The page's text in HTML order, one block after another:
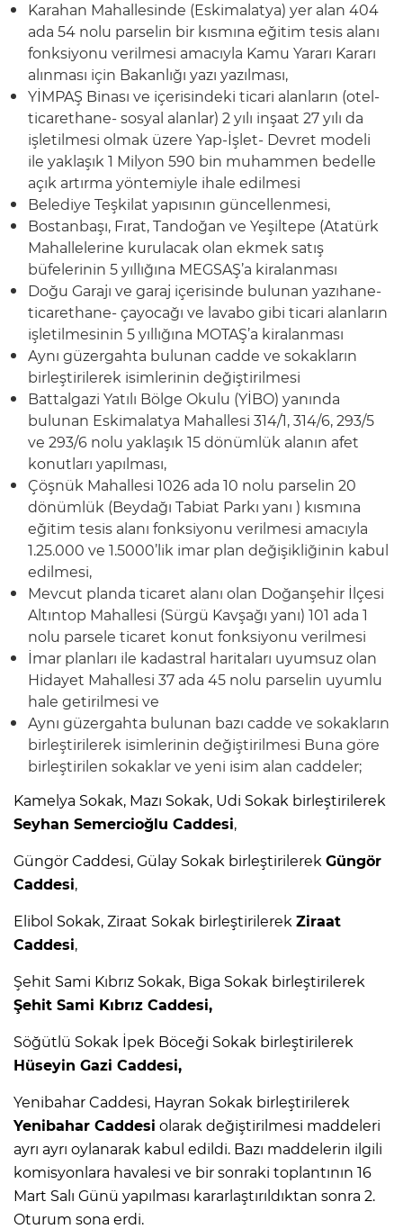
Karahan Mahallesinde (Eskimalatya) yer alan 404
ada 54 nolu parselin bir kısmına eğitim tesis alanı
fonksiyonu verilmesi amacıyla Kamu Yararı Kararı
alınması için Bakanlığı yazı yazılması,
YİMPAŞ Binası ve içerisindeki ticari alanların (otel-
ticarethane- sosyal alanlar) 2 yılı inşaat 27 yılı da
işletilmesi olmak üzere Yap-İşlet- Devret modeli
ile yaklaşık 1 Milyon 590 bin muhammen bedelle
açık artırma yöntemiyle ihale edilmesi
Belediye Teşkilat yapısının güncellenmesi,
Bostanbaşı, Fırat, Tandoğan ve Yeşiltepe (Atatürk
Mahallelerine kurulacak olan ekmek satış
büfelerinin 5 yıllığına MEGSAŞ’a kiralanması
Doğu Garajı ve garaj içerisinde bulunan yazıhane-
ticarethane- çayocağı ve lavabo gibi ticari alanların
işletilmesinin 5 yıllığına MOTAŞ’a kiralanması
Aynı güzergahta bulunan cadde ve sokakların
birleştirilerek isimlerinin değiştirilmesi
Battalgazi Yatılı Bölge Okulu (YİBO) yanında
bulunan Eskimalatya Mahallesi 314/1, 314/6, 293/5
ve 293/6 nolu yaklaşık 15 dönümlük alanın afet
konutları yapılması,
Çöşnük Mahallesi 1026 ada 10 nolu parselin 20
dönümlük (Beydağı Tabiat Parkı yanı ) kısmına
eğitim tesis alanı fonksiyonu verilmesi amacıyla
1.25.000 ve 1.5000’lik imar plan değişikliğinin kabul
edilmesi,
Mevcut planda ticaret alanı olan Doğanşehir İlçesi
Altıntop Mahallesi (Sürgü Kavşağı yanı) 101 ada 1
nolu parsele ticaret konut fonksiyonu verilmesi
İmar planları ile kadastral haritaları uyumsuz olan
Hidayet Mahallesi 37 ada 45 nolu parselin uyumlu
hale getirilmesi ve
Aynı güzergahta bulunan bazı cadde ve sokakların
birleştirilerek isimlerinin değiştirilmesi Buna göre
birleştirilen sokaklar ve yeni isim alan caddeler;
Kamelya Sokak, Mazı Sokak, Udi Sokak birleştirilerek
Seyhan Semercioğlu Caddesi,
Güngör Caddesi, Gülay Sokak birleştirilerek Güngör
Caddesi,
Elibol Sokak, Ziraat Sokak birleştirilerek Ziraat
Caddesi,
Şehit Sami Kıbrız Sokak, Biga Sokak birleştirilerek
Şehit Sami Kıbrız Caddesi,
Söğütlü Sokak İpek Böceği Sokak birleştirilerek
Hüseyin Gazi Caddesi,
Yenibahar Caddesi, Hayran Sokak birleştirilerek
Yenibahar Caddesi olarak değiştirilmesi maddeleri
ayrı ayrı oylanarak kabul edildi. Bazı maddelerin ilgili
komisyonlara havalesi ve bir sonraki toplantının 16
Mart Salı Günü yapılması kararlaştırıldıktan sonra 2.
Oturum sona erdi.